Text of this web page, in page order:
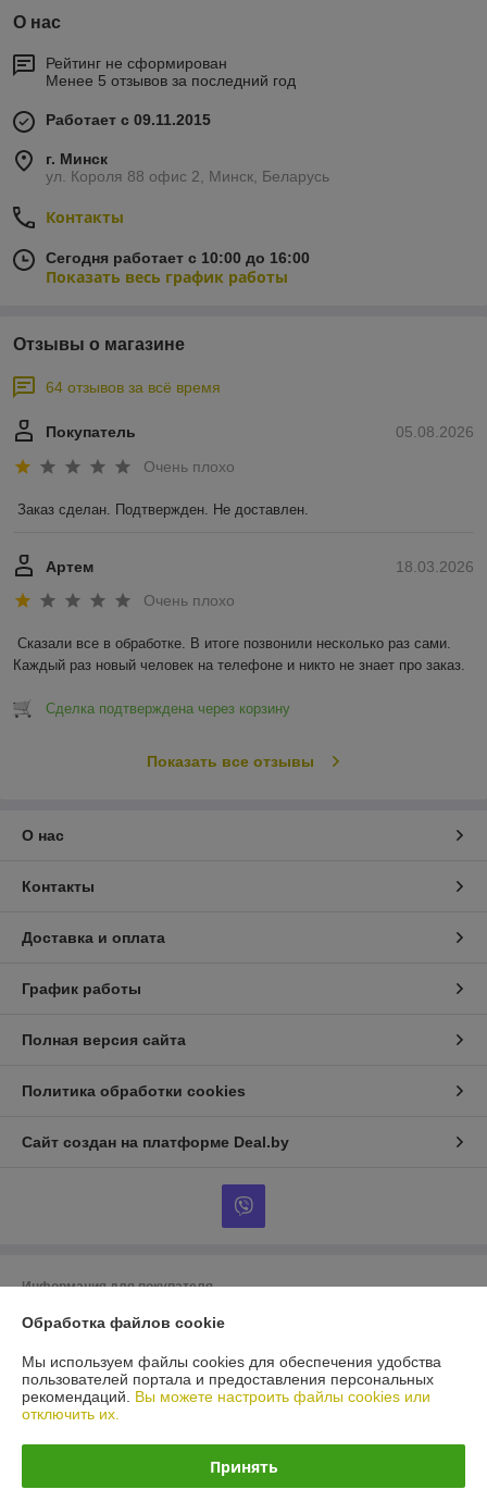
О нас
Рейтинг не сформирован
Менее 5 отзывов за последний год
Работает с 09.11.2015
г. Минск
ул. Короля 88 офис 2, Минск, Беларусь
Контакты
Сегодня работает с 10:00 до 16:00
Показать весь график работы
Отзывы о магазине
64 отзывов за всё время
05.08.2026
Покупатель
Очень плохо
Заказ сделан. Подтвержден. Не доставлен.
18.03.2026
Артем
Очень плохо
Сказали все в обработке. В итоге позвонили несколько раз сами.
Каждый раз новый человек на телефоне и никто не знает про заказ.
Сделка подтверждена через корзину
Показать все отзывы
О нас
Контакты
Доставка и оплата
График работы
Полная версия сайта
Политика обработки cookies
Сайт создан на платформе Deal.by
Информация для покупателя
Юридическое лицо:ООО «БигВал»
Регистрационный номер ЕГР: 193084737
УНП: 193084737
Регистрационный орган: Минский горисполком
Дата регистрации компании: 28.05.2018
Обработка файлов cookie
Мы используем файлы cookies для обеспечения удобства
пользователей портала и предоставления персональных
рекомендаций. Вы можете настроить файлы cookies или
отключить их.
Принять